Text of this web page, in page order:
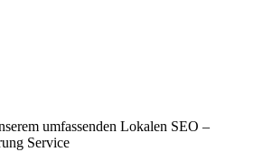
umfassenden Lokalen SEO –
Service